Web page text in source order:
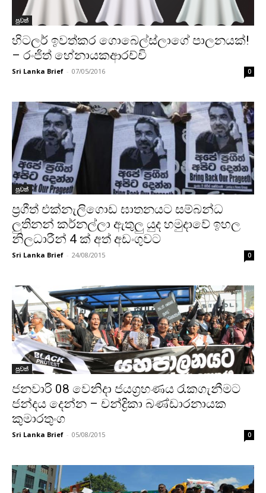
පුවත්
හිටලර් ඉවත්කර ගොබෙල්ස්ලාගේ පාලනයක්!
– රංජිත් හේනායකආරච්චි
Sri Lanka Brief - 07/05/2016 0
පුවත්
ප්‍රගීත් එක්නැලිගොඩ ඝාතනයට සම්බන්ධ
ලුතිනන් කර්නල්ලා ඇතුලු යුද හමුදාවේ ඉහල
නිලධාරීන් 4 ක් අත් අඩංගුවට
Sri Lanka Brief - 24/08/2015 0
පුවත්
ජනවාරි 08 වෙනිදා ජයග‍්‍රහණය රැකගැනීමට
ජන්දය දෙන්න – චන්ද්‍රිකා බණ්ඩාරනායක
කුමාරතුංග
Sri Lanka Brief - 05/08/2015 0